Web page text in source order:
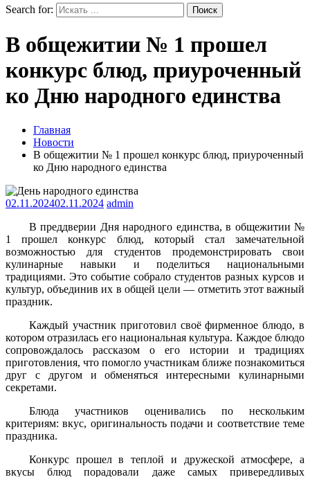
Search for:
В общежитии № 1 прошел
конкурс блюд, приуроченный
ко Дню народного единства
Главная
Новости
В общежитии № 1 прошел конкурс блюд, приуроченный
ко Дню народного единства
02.11.202402.11.2024 admin
В преддверии Дня народного единства, в общежитии №
1 прошел конкурс блюд, который стал замечательной
возможностью для студентов продемонстрировать свои
кулинарные навыки и поделиться национальными
традициями. Это событие собрало студентов разных курсов и
культур, объединив их в общей цели — отметить этот важный
праздник.
Каждый участник приготовил своё фирменное блюдо, в
котором отразилась его национальная культура. Каждое блюдо
сопровождалось рассказом о его истории и традициях
приготовления, что помогло участникам ближе познакомиться
друг с другом и обменяться интересными кулинарными
секретами.
Блюда участников оценивались по нескольким
критериям: вкус, оригинальность подачи и соответствие теме
праздника.
Конкурс прошел в теплой и дружеской атмосфере, а
вкусы блюд порадовали даже самых привередливых